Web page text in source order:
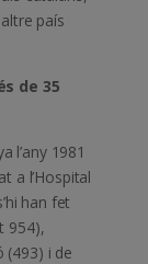
país
de 35
l’any 1981
a l’Hospital
han fet
954),
i de